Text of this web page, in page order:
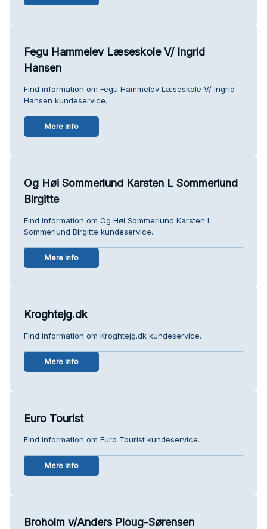
Fegu Hammelev Læseskole V/ Ingrid
Hansen
Find information om Fegu Hammelev Læseskole V/ Ingrid
Hansen kundeservice.
Mere info
Og Høi Sommerlund Karsten L Sommerlund
Birgitte
Find information om Og Høi Sommerlund Karsten L
Sommerlund Birgitte kundeservice.
Mere info
Kroghtejg.dk
Find information om Kroghtejg.dk kundeservice.
Mere info
Euro Tourist
Find information om Euro Tourist kundeservice.
Mere info
Broholm v/Anders Ploug-Sørensen